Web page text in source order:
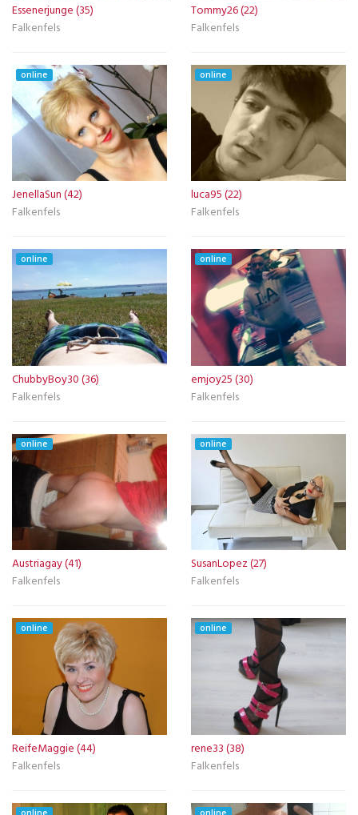
Essenerjunge (35)
Falkenfels
Tommy26 (22)
Falkenfels
online
JenellaSun (42)
Falkenfels
online
luca95 (22)
Falkenfels
online
ChubbyBoy30 (36)
Falkenfels
online
emjoy25 (30)
Falkenfels
online
Austriagay (41)
Falkenfels
online
SusanLopez (27)
Falkenfels
online
ReifeMaggie (44)
Falkenfels
online
rene33 (38)
Falkenfels
online online